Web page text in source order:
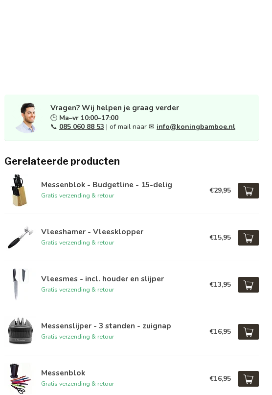
Vragen? Wij helpen je graag verder
🕒 Ma–vr 10:00–17:00
📞 085 060 88 53 | of mail naar ✉ info@koningbamboe.nl
Gerelateerde producten
Messenblok - Budgetline - 15-delig
Gratis verzending & retour
€29,95
Vleeshamer - Vleesklopper
Gratis verzending & retour
€15,95
Vleesmes - incl. houder en slijper
Gratis verzending & retour
€13,95
Messenslijper - 3 standen - zuignap
Gratis verzending & retour
€16,95
Messenblok
Gratis verzending & retour
€16,95